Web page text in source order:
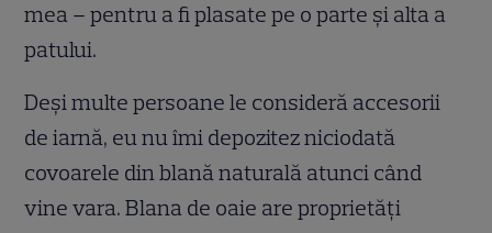
mea – pentru a fi plasate pe o parte și alta a
patului.
Deși multe persoane le consideră accesorii
de iarnă, eu nu îmi depozitez niciodată
covoarele din blană naturală atunci când
vine vara. Blana de oaie are proprietăți